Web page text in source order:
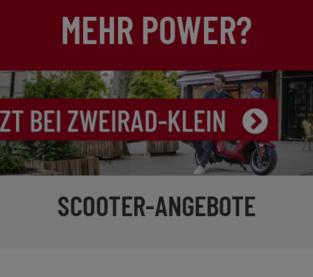
MEHR POWER?
BEI ZWEIRAD-KLEIN
SCOOTER-ANGEBOTE